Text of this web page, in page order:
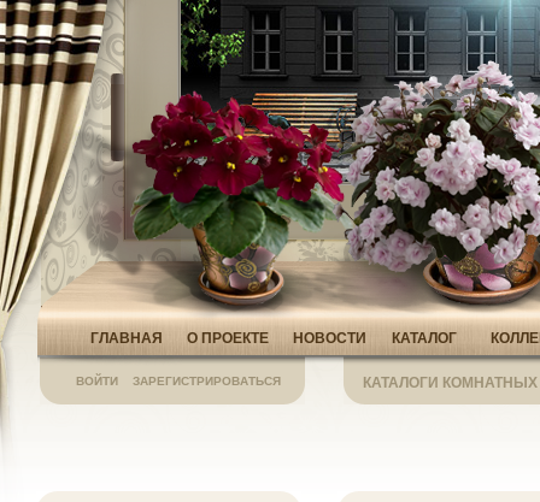
ВОЙТИ ЗАРЕГИСТРИРОВАТЬСЯ КАТАЛОГИ
ГЛАВНАЯ О ПРОЕКТЕ НОВОСТИ КАТАЛОГ